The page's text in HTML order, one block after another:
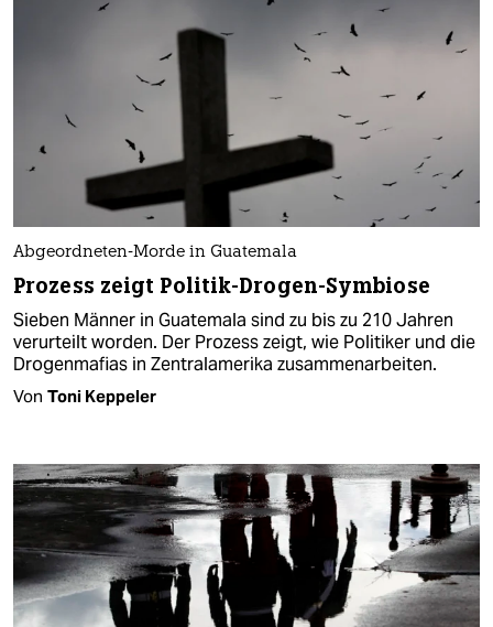
Abgeordneten-Morde in Guatemala
Prozess zeigt Politik-Drogen-Symbiose
Sieben Männer in Guatemala sind zu bis zu 210 Jahren
verurteilt worden. Der Prozess zeigt, wie Politiker und die
Drogenmafias in Zentralamerika zusammenarbeiten.
Von Toni Keppeler